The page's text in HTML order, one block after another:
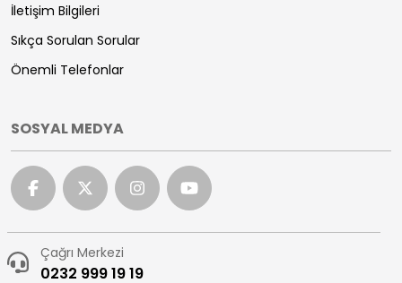
İletişim Bilgileri
Sıkça Sorulan Sorular
Önemli Telefonlar
SOSYAL MEDYA
Çağrı Merkezi
0232 999 19 19